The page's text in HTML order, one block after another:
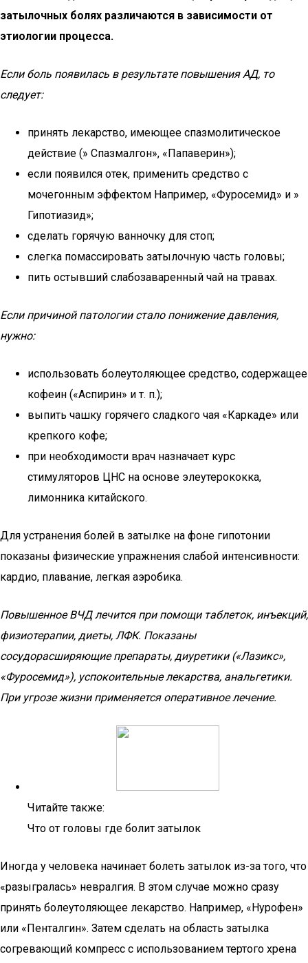
затылочных болях различаются в зависимости от
этиологии процесса.
Если боль появилась в результате повышения АД, то
следует:
принять лекарство, имеющее спазмолитическое
действие (» Спазмалгон», «Папаверин»);
если появился отек, применить средство с
мочегонным эффектом Например, «Фуросемид» и »
Гипотиазид»;
сделать горячую ванночку для стоп;
слегка помассировать затылочную часть головы;
пить остывший слабозаваренный чай на травах.
Если причиной патологии стало понижение давления,
нужно:
использовать болеутоляющее средство, содержащее
кофеин («Аспирин» и т. п.);
выпить чашку горячего сладкого чая «Каркаде» или
крепкого кофе;
при необходимости врач назначает курс
стимуляторов ЦНС на основе элеутерококка,
лимонника китайского.
Для устранения болей в затылке на фоне гипотонии
показаны физические упражнения слабой интенсивности:
кардио, плавание, легкая аэробика.
Повышенное ВЧД лечится при помощи таблеток, инъекций,
физиотерапии, диеты, ЛФК. Показаны
сосудорасширяющие препараты, диуретики («Лазикс»,
«Фуросемид»), успокоительные лекарства, анальгетики.
При угрозе жизни применяется оперативное лечение.
Читайте также:
Что от головы где болит затылок
Иногда у человека начинает болеть затылок из-за того, что
«разыгралась» невралгия. В этом случае можно сразу
принять болеутоляющее лекарство. Например, «Нурофен»
или «Пенталгин». Затем сделать на область затылка
согревающий компресс с использованием тертого хрена